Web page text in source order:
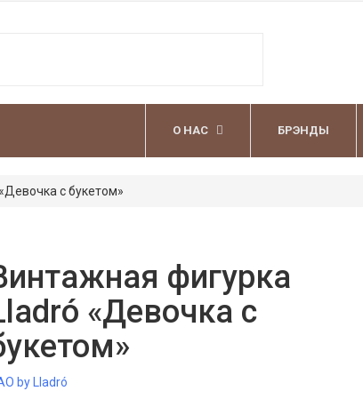
О НАС БРЭНДЫ
с букетом»
фигурка
«Девочка с
by Lladró